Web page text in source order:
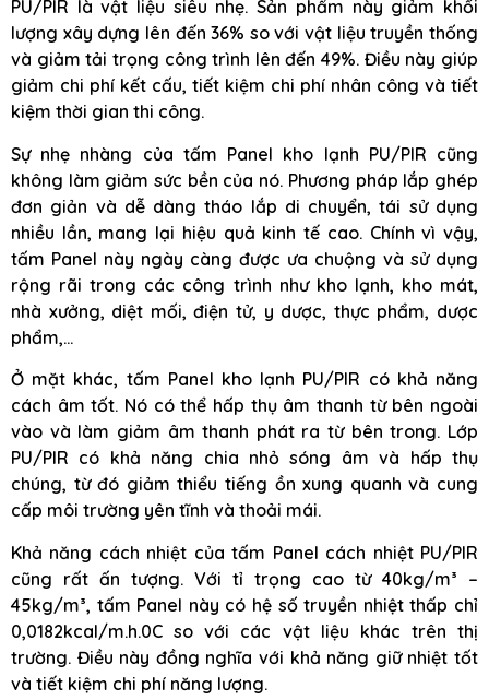
PU/PIR là vật liệu siêu nhẹ. Sản phẩm này giảm khối
lượng xây dựng lên đến 36% so với vật liệu truyền thống
và giảm tải trọng công trình lên đến 49%. Điều này giúp
giảm chi phí kết cấu, tiết kiệm chi phí nhân công và tiết
kiệm thời gian thi công.
Sự nhẹ nhàng của tấm Panel kho lạnh PU/PIR cũng
không làm giảm sức bền của nó. Phương pháp lắp ghép
đơn giản và dễ dàng tháo lắp di chuyển, tái sử dụng
nhiều lần, mang lại hiệu quả kinh tế cao. Chính vì vậy,
tấm Panel này ngày càng được ưa chuộng và sử dụng
rộng rãi trong các công trình như kho lạnh, kho mát,
nhà xưởng, diệt mối, điện tử, y dược, thực phẩm, dược
phẩm,…
Ở mặt khác, tấm Panel kho lạnh PU/PIR có khả năng
cách âm tốt. Nó có thể hấp thụ âm thanh từ bên ngoài
vào và làm giảm âm thanh phát ra từ bên trong. Lớp
PU/PIR có khả năng chia nhỏ sóng âm và hấp thụ
chúng, từ đó giảm thiểu tiếng ồn xung quanh và cung
cấp môi trường yên tĩnh và thoải mái.
Khả năng cách nhiệt của tấm Panel cách nhiệt PU/PIR
cũng rất ấn tượng. Với tỉ trọng cao từ 40kg/m³ –
45kg/m³, tấm Panel này có hệ số truyền nhiệt thấp chỉ
0,0182kcal/m.h.0C so với các vật liệu khác trên thị
trường. Điều này đồng nghĩa với khả năng giữ nhiệt tốt
và tiết kiệm chi phí năng lượng.